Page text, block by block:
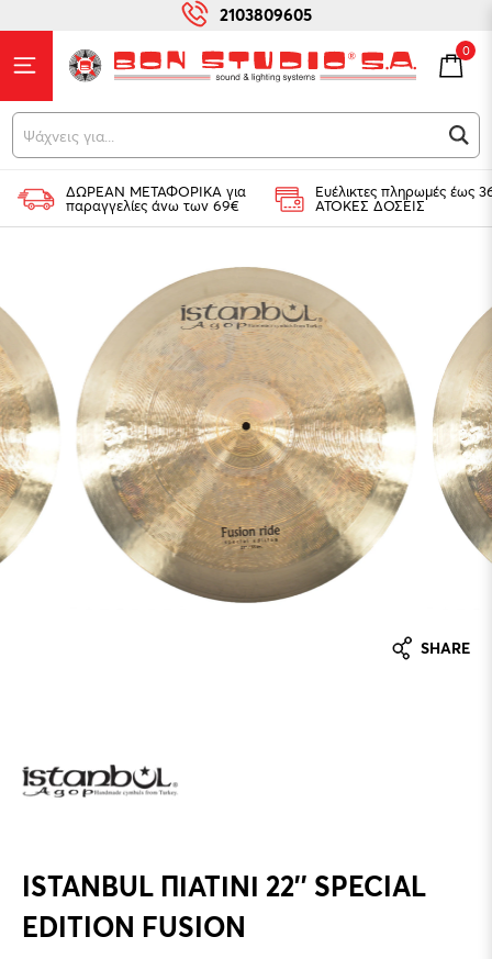
2103809605
0
Ψάχ
ΔΩΡΕΑΝ ΜΕΤΑΦΟΡΙΚΑ για
παραγγελίες άνω των 69€
Ευέλικτες πληρωμές έως
ΑΤΟΚΕΣ ΔΟΣΕΙΣ
SHARE
ISTANBUL ΠΙΑΤΙΝΙ 22'' SPECIAL
EDITION FUSION